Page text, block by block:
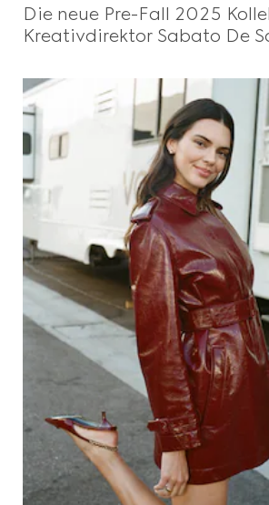
Die neue Pre-Fall 2025
Kreativdirektor Sabato De